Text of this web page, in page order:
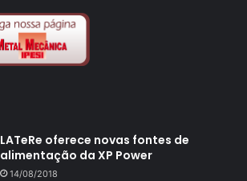
LATeRe oferece novas fontes de
alimentação da XP Power
14/08/2018